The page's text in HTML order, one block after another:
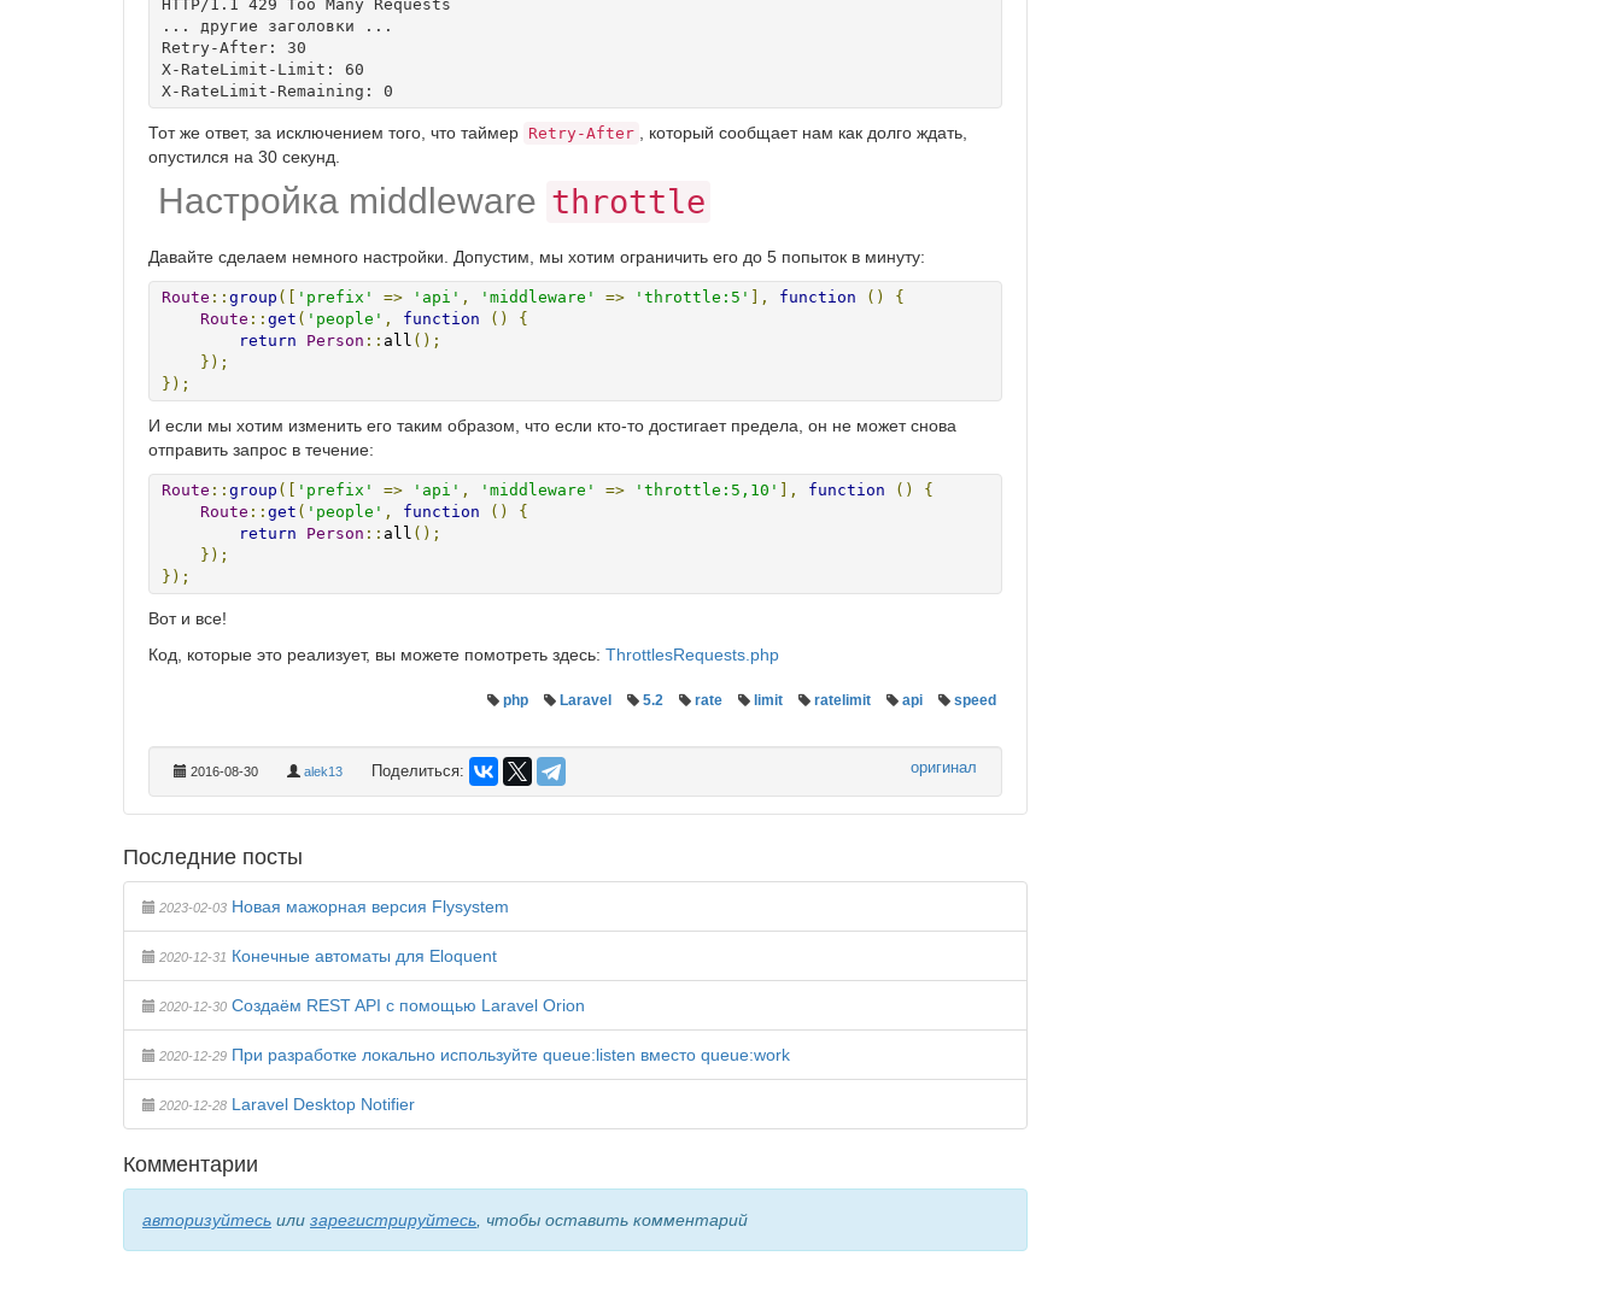
HTTP/1.1 429 Too Many Requests
... другие заголовки ...
Retry-After: 30
X-RateLimit-Limit: 60
Тот же ответ, за исключением того, что таймер Retry-After
, который сообщает нам как долго ждать,
опустился на 30 секунд.
Настройка middleware throttle
Давайте сделаем немного настройки. Допустим, мы хотим ограничить его до 5 попыток в минуту:
Route :: group ([ 'prefix' => 'api' , 'middleware' => 'throttle:5' ], function ()
{
Route :: get ( 'people' , function ()
{
return
Person :: all ();
});
});
И если мы хотим изменить его таким образом, что если кто-то достигает предела, он не может снова
отправить запрос в течение:
Route :: group ([ 'prefix' => 'api' , 'middleware' => 'throttle:5,10' ], function ()
{
Route :: get ( 'people' , function ()
{
return
Person :: all ();
});
});
Вот и все!
Код, которые это реализует, вы можете помотреть здесь: ThrottlesRequests.php
php Laravel 5.2 rate limit ratelimit api speed
2016-08-30 alek13 Поделиться: оригинал
Последние посты
2023-02-03 Новая мажорная версия Flysystem
2020-12-31 Конечные автоматы для Eloquent
2020-12-30 Создаём REST API с помощью Laravel Orion
2020-12-29 При разработке локально используйте queue:listen вместо queue:work
2020-12-28 Laravel Desktop Notifier
Комментарии
авторизуйтесь или зарегистрируйтесь , чтобы оставить комментарий